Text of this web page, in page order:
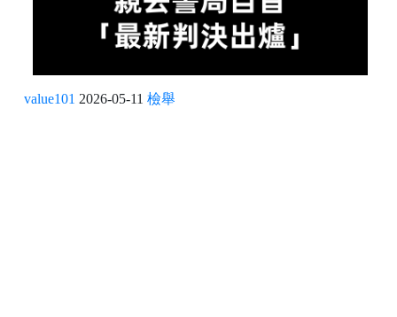
value101 2026-05-11 檢舉